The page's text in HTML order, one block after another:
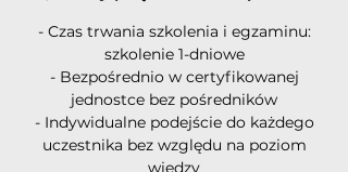
- Czas trwania szkolenia i egzaminu:
szkolenie 1-dniowe
- Bezpośrednio w certyfikowanej
jednostce bez pośredników
- Indywidualne podejście do każdego
uczestnika bez względu na poziom
wiedzy